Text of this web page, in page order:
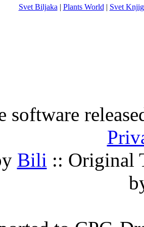
Svet Biljaka | Plants World | Svet
software
Bili :: Original